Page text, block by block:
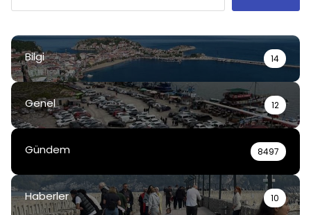
Bilgi 14
Genel 12
Gündem 8497
Haberler 10